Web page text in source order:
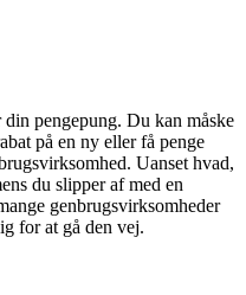
pengepung. Du kan måske
på en ny eller få penge
Uanset hvad,
du slipper af med en
genbrugsvirksomheder
for at gå den vej.